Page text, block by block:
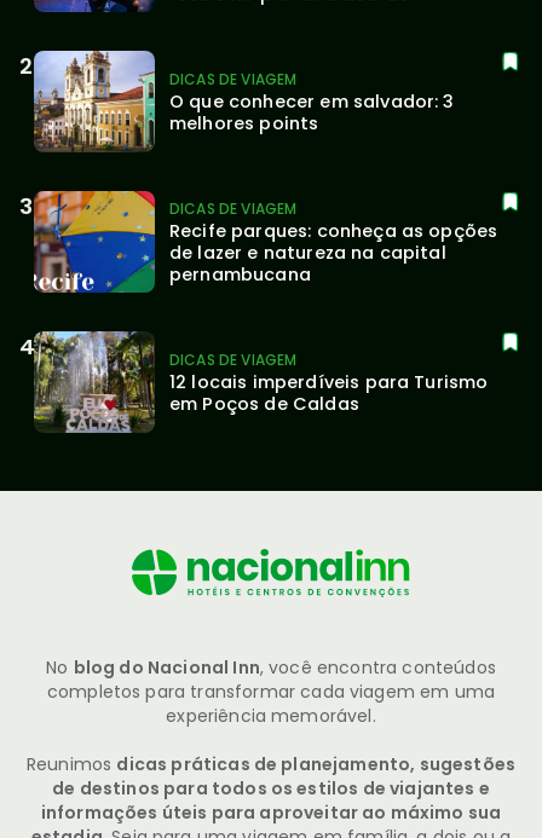
DICAS DE VIAGEM
O que conhecer em salvador: 3
melhores points
DICAS DE VIAGEM
Recife parques: conheça as opções
de lazer e natureza na capital
pernambucana
DICAS DE VIAGEM
12 locais imperdíveis para Turismo
em Poços de Caldas
No blog do Nacional Inn, você encontra conteúdos
completos para transformar cada viagem em uma
experiência memorável.
Reunimos dicas práticas de planejamento, sugestões
de destinos para todos os estilos de viajantes e
informações úteis para aproveitar ao máximo sua